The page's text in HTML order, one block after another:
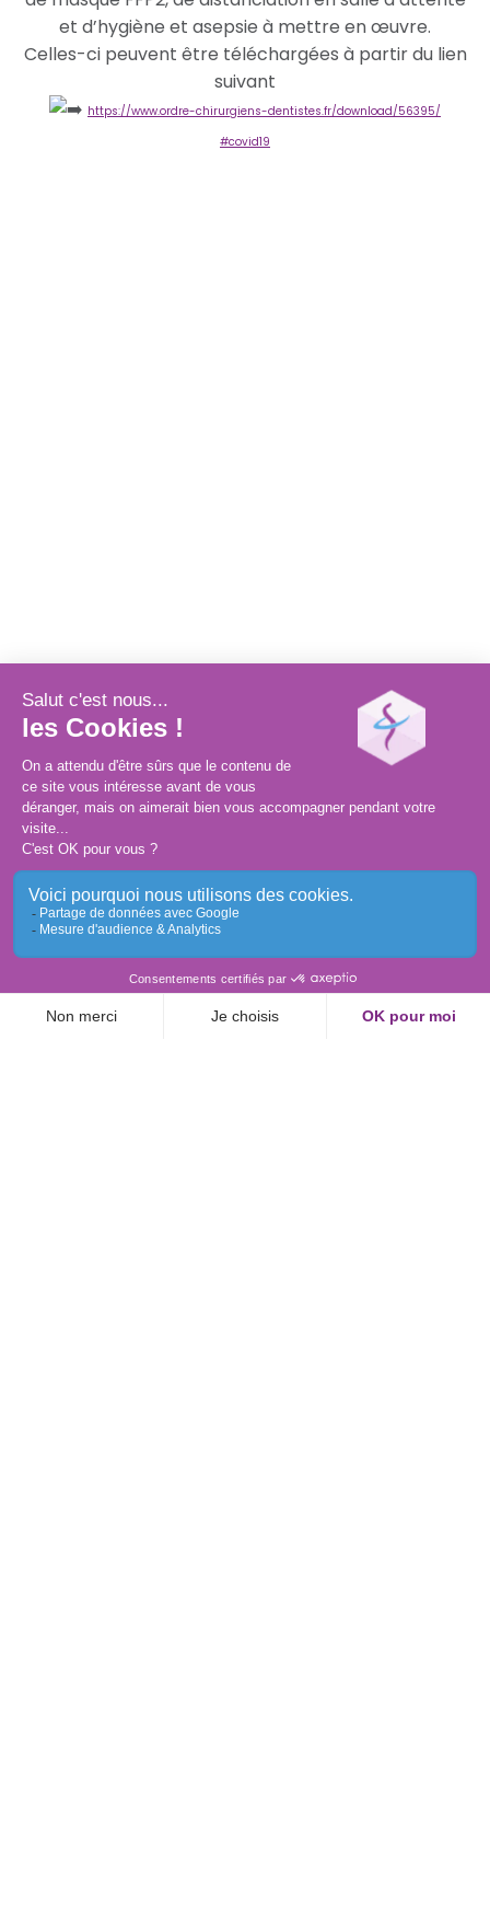
et d’hygiène et asepsie à mettre en œuvre.
Celles-ci peuvent être téléchargées à partir du lien
suivant
https://www.ordre-chirurgiens-dentistes.fr/download/56395/
#covid19
Ces actualités peuvent aussi vous intéresser